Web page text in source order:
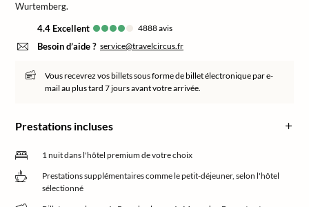
Wurtemberg.
4.4
excellent 4888avis
Besoin d’aide ? service@travelcircus.fr
Vous recevrez vos billets sous forme de billet électronique par e-
mail au plus tard 7 jours avant votre arrivée.
Prestations incluses
1 nuit dans l'hôtel premium de votre choix
Prestations supplémentaires comme le petit-déjeuner, selon l'hôtel
sélectionné